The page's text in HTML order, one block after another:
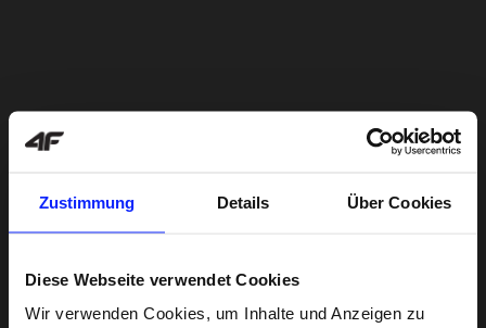
Zustimmung Details Über Cookies
Diese Webseite verwendet Cookies
Wir verwenden Cookies, um Inhalte und Anzeigen zu